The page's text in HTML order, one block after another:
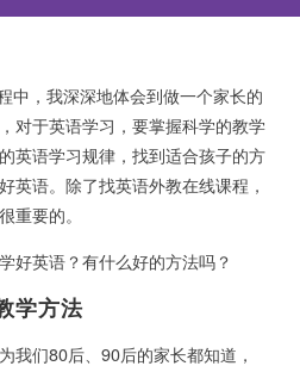
，我深深地体会到做一个家长的
对于英语学习，要掌握科学的教学
英语学习规律，找到适合孩子的方
英语。除了找英语外教在线课程，
重要的。
英语？有什么好的方法吗？
学方法
们80后、90后的家长都知道，